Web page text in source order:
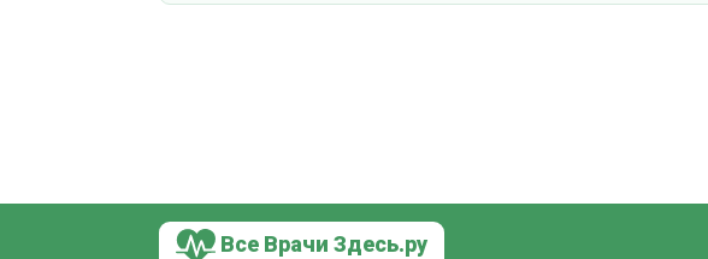
Все Врачи Здесь.ру